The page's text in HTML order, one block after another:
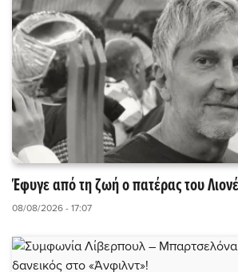
Έφυγε από τη ζωή ο πατέρας του
08/08/2026 - 17:07